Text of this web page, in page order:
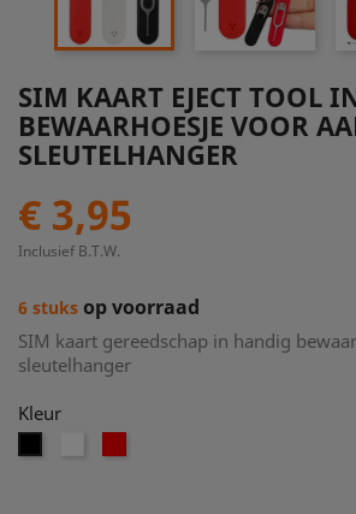
SIM KAART EJECT TOOL
BEWAARHOESJE VOOR
SLEUTELHANGER
€ 3,95
Inclusief B.T.W.
6 stuks op voorraad
SIM kaart gereedschap in handig
sleutelhanger
Kleur